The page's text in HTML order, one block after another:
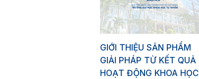
GIỚI THIỆU SẢN PHẨM
GIẢI PHÁP TỪ KẾT QUẢ
HOẠT ĐỘNG KHOA HỌC